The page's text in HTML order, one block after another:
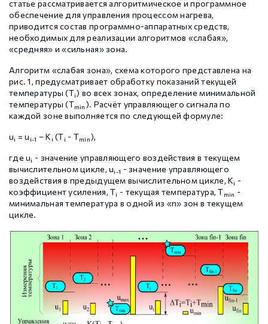
статье рассматривается алгоритмическое и программное
обеспечение для управления процессом нагрева,
приводится состав программно-аппаратных средств,
необходимых для реализации алгоритмов «слабая»,
«средняя» и «сильная» зона.
Алгоритм «слабая зона», схема которого представлена на
рис. 1, предусматривает обработку показаний текущей
температуры (Ti) во всех зонах, определение минимальной
температуры (Tmin ). Расчёт управляющего сигнала по
каждой зоне выполняется по следующей формуле:
ui = ui-1 – Ki (Ti - Tmin),
где ui - значение управляющего воздействия в текущем
вычислительном цикле, ui-1 - значение управляющего
воздействия в предыдущем вычислительном цикле, Кi -
коэффициент усиления, Ti - текущая температура, Tmin -
минимальная температура в одной из «n» зон в текущем
цикле.
Стабур
Xinje XD
Xinje XG
Xinje XP (PLC+HMI)
Xinje HVAC
GCAN
Беспроводное оборудование WoMaster
SFP модули WoMaster
Xinje Аксессуары
Серводрайверы Xinje DL6 Высокоточные
Серводвигатели Xinje MS6
Серводвигатели Xinje MF3
Аксессуары Xinje
Шаговые драйверы Xinje DP3L (высоковольтные
импульсные с разомкнутым контуром)
Шаговые драйверы Xinje DP3S (Modbus RTU, с
Шаговые драйверы Xinje DP3SL (Modbus RTU, с
разомкнутым контуром)
Шаговые двигатели MP3 с замкнутым контуром
Шаговые двигатели MP3 с разомкнутым контуром
управления